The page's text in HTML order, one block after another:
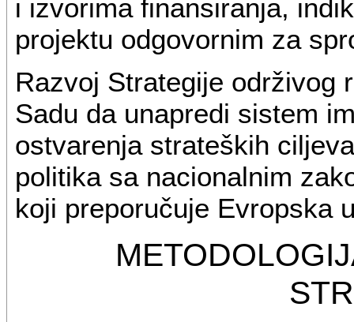
i izvorima finansiranja,
projektu odgovornim za
Razvoj Strategije održivog
Sadu da unapredi sistem
ostvarenja strateških
politika sa nacionalnim
koji preporučuje Evropska